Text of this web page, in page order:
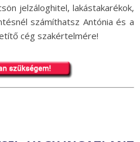
jelzáloghitel, lakástakarékok,
számíthatsz Antónia és a
cég szakértelmére!